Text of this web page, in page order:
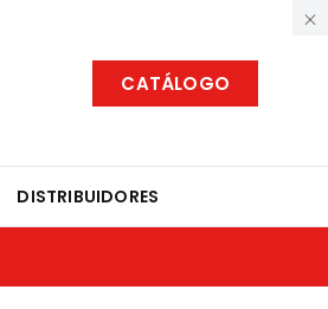
CATÁLOGO
DISTRIBUIDORES